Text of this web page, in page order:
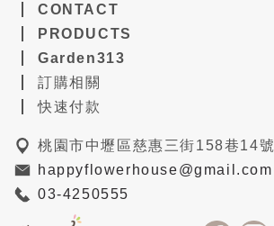
CONTACT
PRODUCTS
Garden313
訂購相關
快速付款
桃園市中壢區慈惠三街158巷14號
happyflowerhouse@gmail.com
03-4250555